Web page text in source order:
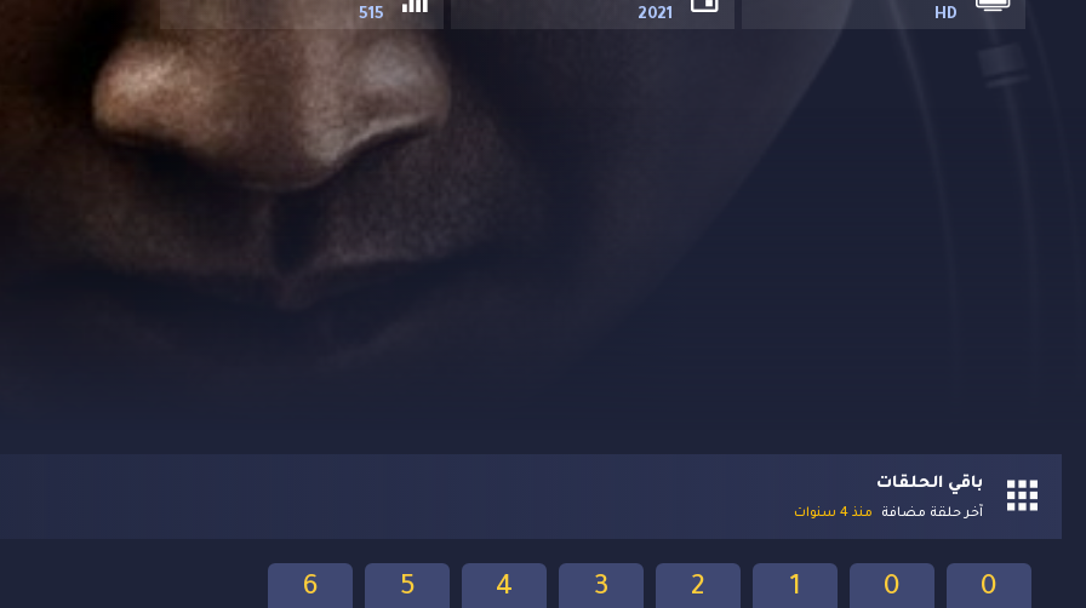
HD
2021
515
باقي الحلقات
آخر حلقة مضافة منذ 4 سنوات
6 5 4 3 2 1 0
0